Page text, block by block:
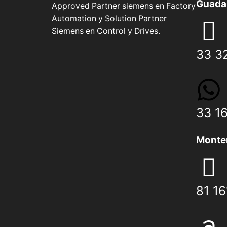
Approved Partner siemens en Factory
Automation y Solution Partner
Siemens en Control y Drives.
33
33
81